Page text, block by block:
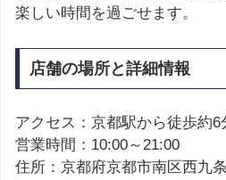
楽しい時間を過ごせます。
店舗の場所と詳細情報
アクセス：京都駅から徒歩約6
営業時間：10:00～21:00
住所：京都府京都市南区西九